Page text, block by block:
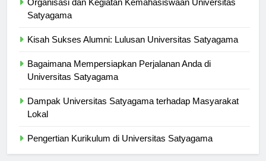
Organisasi dan Kegiatan Kemahasiswaan Universitas
Bagaimana Mempersiapkan Perjalanan Anda di
Dampak Universitas Satyagama terhadap Masyarakat